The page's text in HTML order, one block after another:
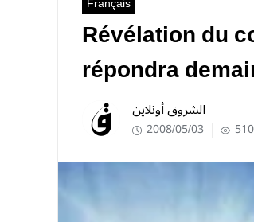
Révélation du
répondra
الشروق أونلاين
2008/05/03 510